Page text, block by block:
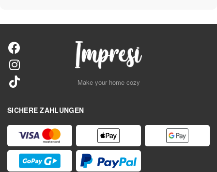
Make your home cozy
SICHERE ZAHLUNGEN